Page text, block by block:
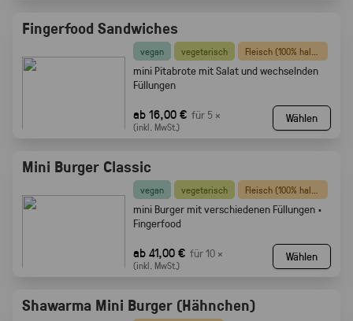
Fingerfood Sandwiches
vegan vegetarisch
mini Pitabrote mit Salat und wechselnden
Füllungen
ab 16,00 € für 5 ×
(inkl. MwSt.)
Wählen
Mini Burger Classic
vegan vegetarisch
mini Burger mit verschiedenen Füllungen ·
Fingerfood
ab 41,00 € für 10 ×
(inkl. MwSt.)
Wählen
Shawarma Mini Burger (Hähnchen)